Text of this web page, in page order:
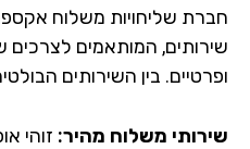
שליחויות משלוח אקספרס
המותאמים לצרכים
בין השירותים הבולטים
משלוח מהיר:זוהי